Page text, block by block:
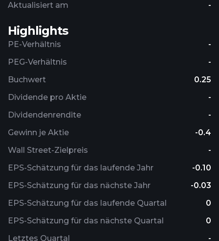
Aktualisiert am
-
Highlights
PE-Verhältnis
-
PEG-Verhältnis
-
Buchwert
0.25
Dividende pro Aktie
-
Dividendenrendite
-
Gewinn je Aktie
-0.4
Wall Street-Zielpreis
-
EPS-Schätzung für das laufende Jahr
-0.10
EPS-Schätzung für das nächste Jahr
-0.03
EPS-Schätzung für das laufende Quartal
0
EPS-Schätzung für das nächste Quartal
0
Letztes Quartal
-